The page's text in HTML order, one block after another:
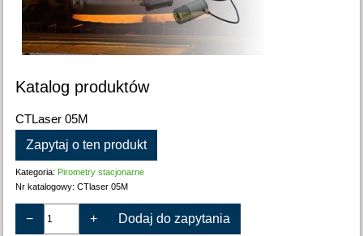
Katalog produktów
CTLaser 05M
Zapytaj o ten produkt
Kategoria: Pirometry stacjonarne
Nr katalogowy:CTlaser 05M
− + Dodaj do zapytania